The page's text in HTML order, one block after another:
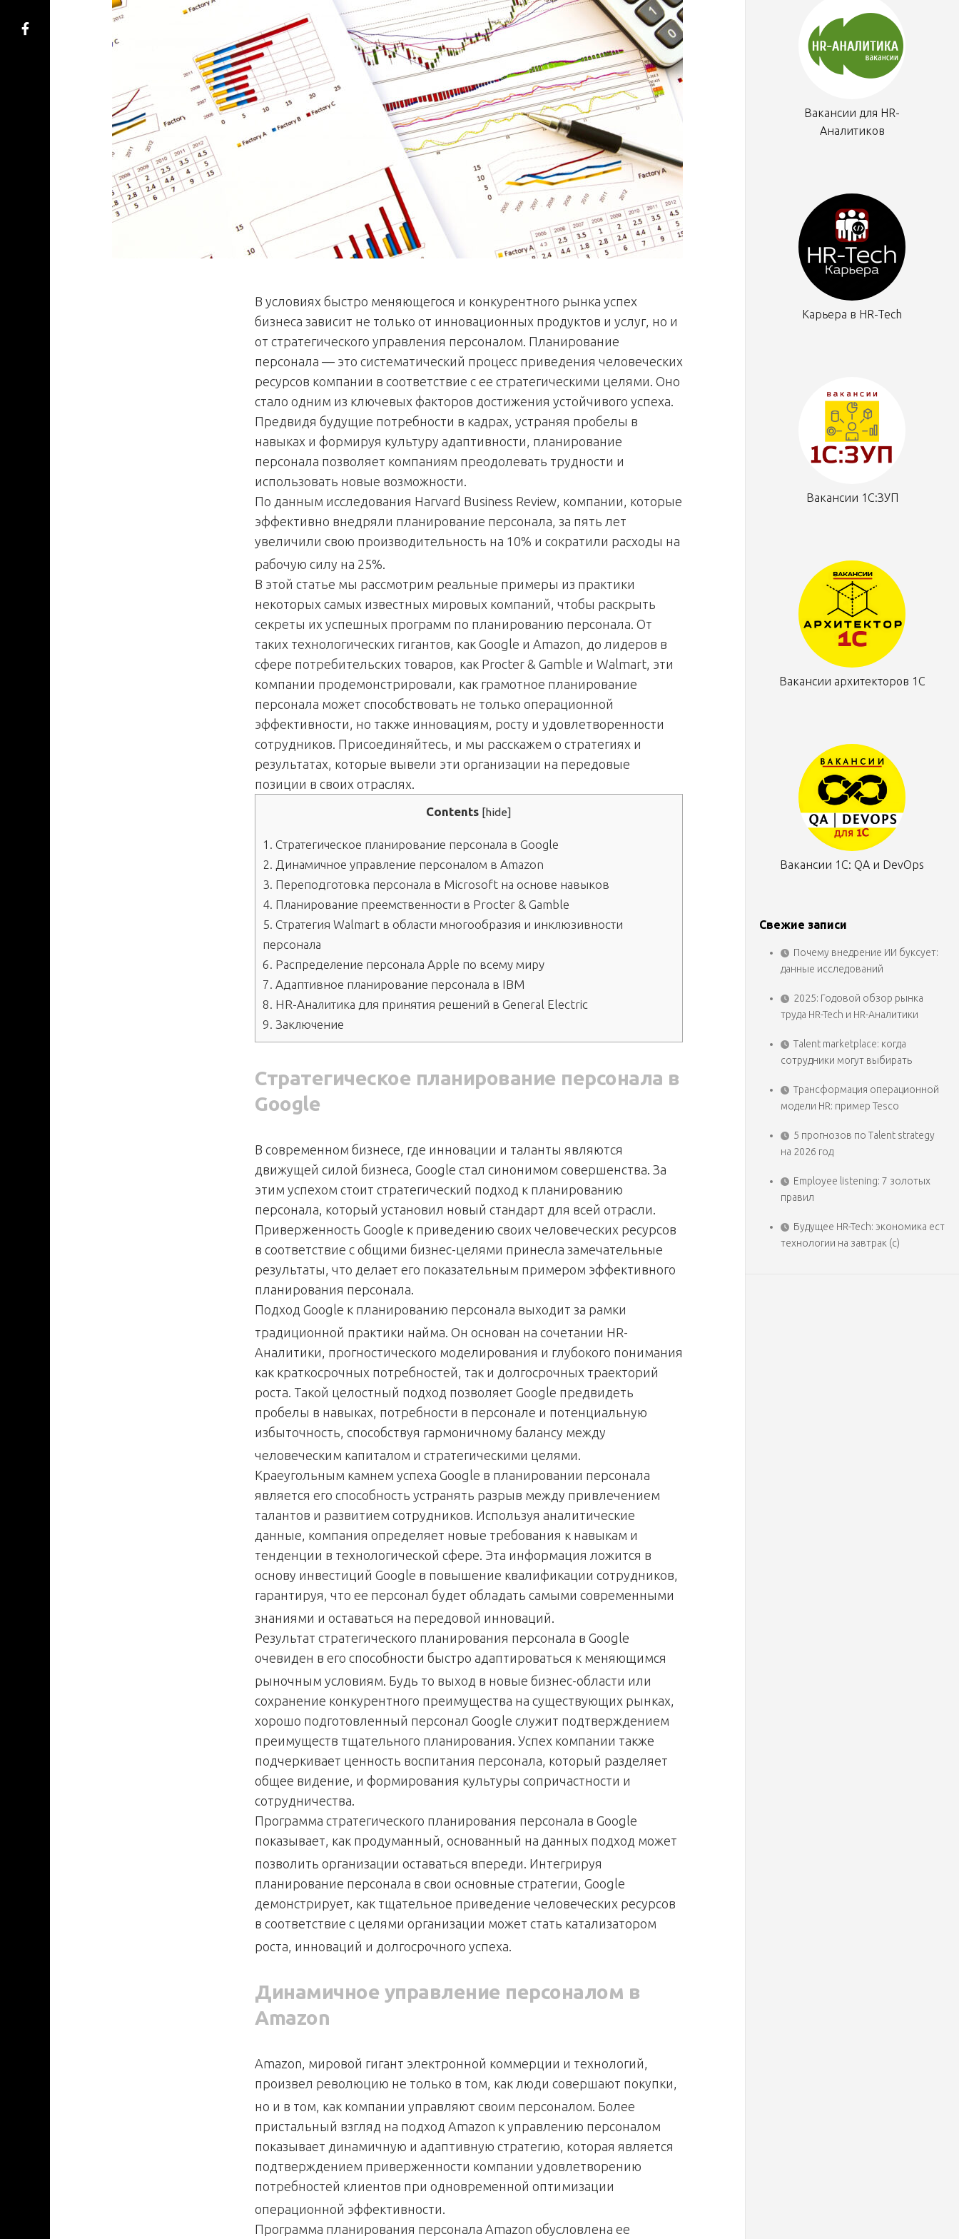
В условиях быстро меняющегося и конкурентного рынка успех
бизнеса зависит не только от инновационных продуктов и услуг, но и
от стратегического управления персоналом. Планирование
персонала — это систематический процесс приведения человеческих
ресурсов компании в соответствие с ее стратегическими целями. Оно
стало одним из ключевых факторов достижения устойчивого успеха.
Предвидя будущие потребности в кадрах, устраняя пробелы в
навыках и формируя культуру адаптивности, планирование
персонала позволяет компаниям преодолевать трудности и
использовать новые возможности.
По данным исследования Harvard Business Review, компании, которые
эффективно внедряли планирование персонала, за пять лет
увеличили свою производительность на 10% и сократили расходы на
рабочую силу на 25%.
В этой статье мы рассмотрим реальные примеры из практики
некоторых самых известных мировых компаний, чтобы раскрыть
секреты их успешных программ по планированию персонала. От
таких технологических гигантов, как Google и Amazon, до лидеров в
сфере потребительских товаров, как Procter & Gamble и Walmart, эти
компании продемонстрировали, как грамотное планирование
персонала может способствовать не только операционной
эффективности, но также инновациям, росту и удовлетворенности
сотрудников. Присоединяйтесь, и мы расскажем о стратегиях и
результатах, которые вывели эти организации на передовые
позиции в своих отраслях.
Contents [hide]
1. Стратегическое планирование персонала в Google
2. Динамичное управление персоналом в Amazon
3. Переподготовка персонала в Microsoft на основе навыков
4. Планирование преемственности в Procter & Gamble
5. Стратегия Walmart в области многообразия и инклюзивности
персонала
6. Распределение персонала Apple по всему миру
7. Адаптивное планирование персонала в IBM
8. HR-Аналитика для принятия решений в General Electric
9. Заключение
Стратегическое планирование персонала в
Google
В современном бизнесе, где инновации и таланты являются
движущей силой бизнеса, Google стал синонимом совершенства. За
этим успехом стоит стратегический подход к планированию
персонала, который установил новый стандарт для всей отрасли.
Приверженность Google к приведению своих человеческих ресурсов
в соответствие с общими бизнес-целями принесла замечательные
результаты, что делает его показательным примером эффективного
планирования персонала.
Подход Google к планированию персонала выходит за рамки
традиционной практики найма. Он основан на сочетании HR-
Аналитики, прогностического моделирования и глубокого понимания
как краткосрочных потребностей, так и долгосрочных траекторий
роста. Такой целостный подход позволяет Google предвидеть
пробелы в навыках, потребности в персонале и потенциальную
избыточность, способствуя гармоничному балансу между
человеческим капиталом и стратегическими целями.
Краеугольным камнем успеха Google в планировании персонала
является его способность устранять разрыв между привлечением
талантов и развитием сотрудников. Используя аналитические
данные, компания определяет новые требования к навыкам и
тенденции в технологической сфере. Эта информация ложится в
основу инвестиций Google в повышение квалификации сотрудников,
гарантируя, что ее персонал будет обладать самыми современными
знаниями и оставаться на передовой инноваций.
Результат стратегического планирования персонала в Google
очевиден в его способности быстро адаптироваться к меняющимся
рыночным условиям. Будь то выход в новые бизнес-области или
сохранение конкурентного преимущества на существующих рынках,
хорошо подготовленный персонал Google служит подтверждением
преимуществ тщательного планирования. Успех компании также
подчеркивает ценность воспитания персонала, который разделяет
общее видение, и формирования культуры сопричастности и
сотрудничества.
Программа стратегического планирования персонала в Google
показывает, как продуманный, основанный на данных подход может
позволить организации оставаться впереди. Интегрируя
планирование персонала в свои основные стратегии, Google
демонстрирует, как тщательное приведение человеческих ресурсов
в соответствие с целями организации может стать катализатором
роста, инноваций и долгосрочного успеха.
Динамичное управление персоналом в
Amazon
Amazon, мировой гигант электронной коммерции и технологий,
произвел революцию не только в том, как люди совершают покупки,
но и в том, как компании управляют своим персоналом. Более
пристальный взгляд на подход Amazon к управлению персоналом
показывает динамичную и адаптивную стратегию, которая является
подтверждением приверженности компании удовлетворению
потребностей клиентов при одновременной оптимизации
операционной эффективности.
Программа планирования персонала Amazon обусловлена ее
Вакансии для HR-
Аналитиков
Карьера в HR-Tech
Вакансии 1С:ЗУП
Вакансии архитекторов 1С
Вакансии 1С: QA и DevOps
Свежие записи
Почему внедрение ИИ буксует:
данные исследований
2025: Годовой обзор рынка
труда HR-Tech и HR-Аналитики
Talent marketplace: когда
сотрудники могут выбирать
Трансформация операционной
модели HR: пример Tesco
5 прогнозов по Talent strategy
на 2026 год
Employee listening: 7 золотых
правил
Будущее HR-Tech: экономика ест
технологии на завтрак (с)